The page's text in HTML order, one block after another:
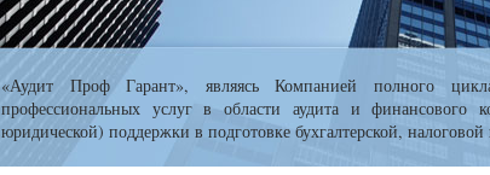
«Аудит Проф Гарант», являясь Компанией полного
профессиональных услуг в области аудита и финансового
юридической) поддержки в подготовке бухгалтерской,